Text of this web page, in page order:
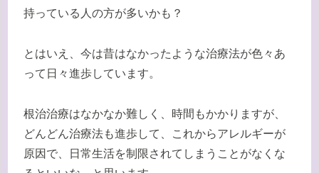
持っている人の方が多いかも？
とはいえ、今は昔はなかったような治療法が色々あ
って日々進歩しています。
根治治療はなかなか難しく、時間もかかりますが、
どんどん治療法も進歩して、これからアレルギーが
原因で、日常生活を制限されてしまうことがなくな